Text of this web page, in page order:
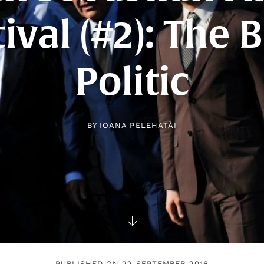
(#2): The
Politic
BY IOANA PELEHATĂI